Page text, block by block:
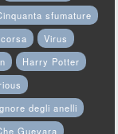
sfumature
Virus
Harry Potter
degli anelli
Guevara